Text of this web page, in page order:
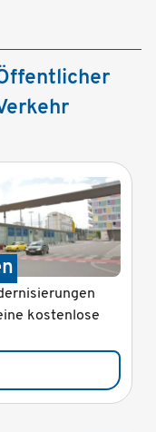
kostenlose